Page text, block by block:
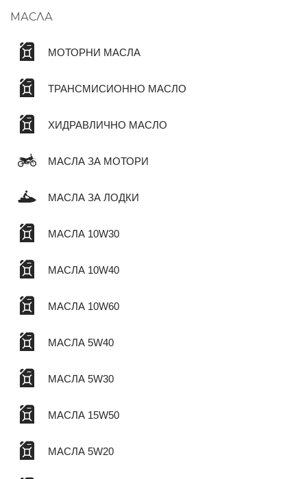
МАСЛА
МОТОРНИ МАСЛА
ТРАНСМИСИОННО МАСЛО
ХИДРАВЛИЧНО МАСЛО
МАСЛА ЗА МОТОРИ
МАСЛА ЗА ЛОДКИ
МАСЛА 10W30
МАСЛА 10W40
МАСЛА 10W60
МАСЛА 5W40
МАСЛА 5W30
МАСЛА 15W50
МАСЛА 5W20